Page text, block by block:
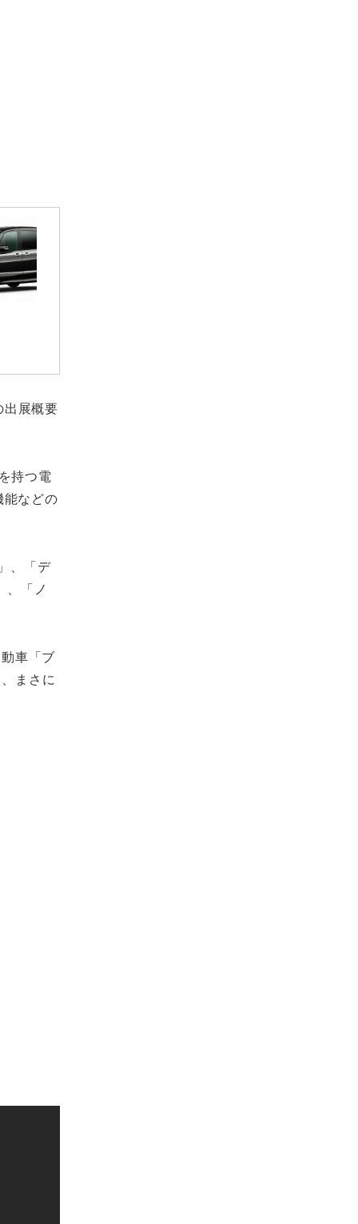
展概要
持つ電
などの
、「デ
、「ノ
車「ブ
まさに